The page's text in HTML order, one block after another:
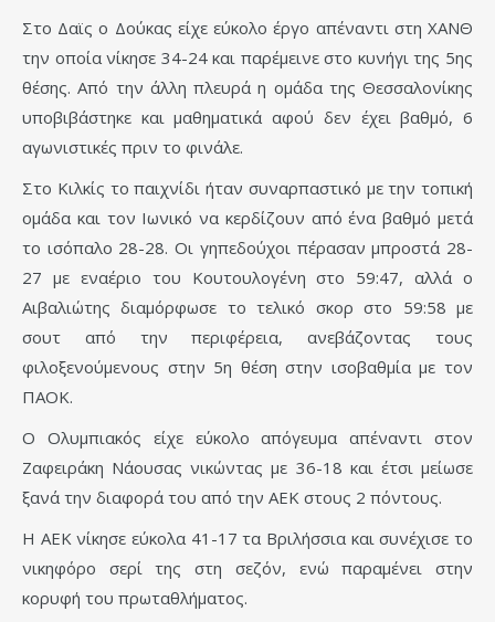
Στο Δαϊς ο Δούκας είχε εύκολο έργο απέναντι στη ΧΑΝΘ
την οποία νίκησε 34-24 και παρέμεινε στο κυνήγι της 5ης
θέσης. Από την άλλη πλευρά η ομάδα της Θεσσαλονίκης
υποβιβάστηκε και μαθηματικά αφού δεν έχει βαθμό, 6
αγωνιστικές πριν το φινάλε.
Στο Κιλκίς το παιχνίδι ήταν συναρπαστικό με την τοπική
ομάδα και τον Ιωνικό να κερδίζουν από ένα βαθμό μετά
το ισόπαλο 28-28. Οι γηπεδούχοι πέρασαν μπροστά 28-
27 με εναέριο του Κουτουλογένη στο 59:47, αλλά ο
Αιβαλιώτης διαμόρφωσε το τελικό σκορ στο 59:58 με
σουτ από την περιφέρεια, ανεβάζοντας τους
φιλοξενούμενους στην 5η θέση στην ισοβαθμία με τον
ΠΑΟΚ.
Ο Ολυμπιακός είχε εύκολο απόγευμα απέναντι στον
Ζαφειράκη Νάουσας νικώντας με 36-18 και έτσι μείωσε
ξανά την διαφορά του από την ΑΕΚ στους 2 πόντους.
Η ΑΕΚ νίκησε εύκολα 41-17 τα Βριλήσσια και συνέχισε το
νικηφόρο σερί της στη σεζόν, ενώ παραμένει στην
κορυφή του πρωταθλήματος.